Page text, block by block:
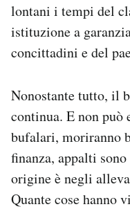
lontani i tempi del
istituzione a
concittadini e del
Nonostante tutto, il
continua. E non può
bufalari, moriranno
finanza, appalti
origine è negli
Quante cose hanno